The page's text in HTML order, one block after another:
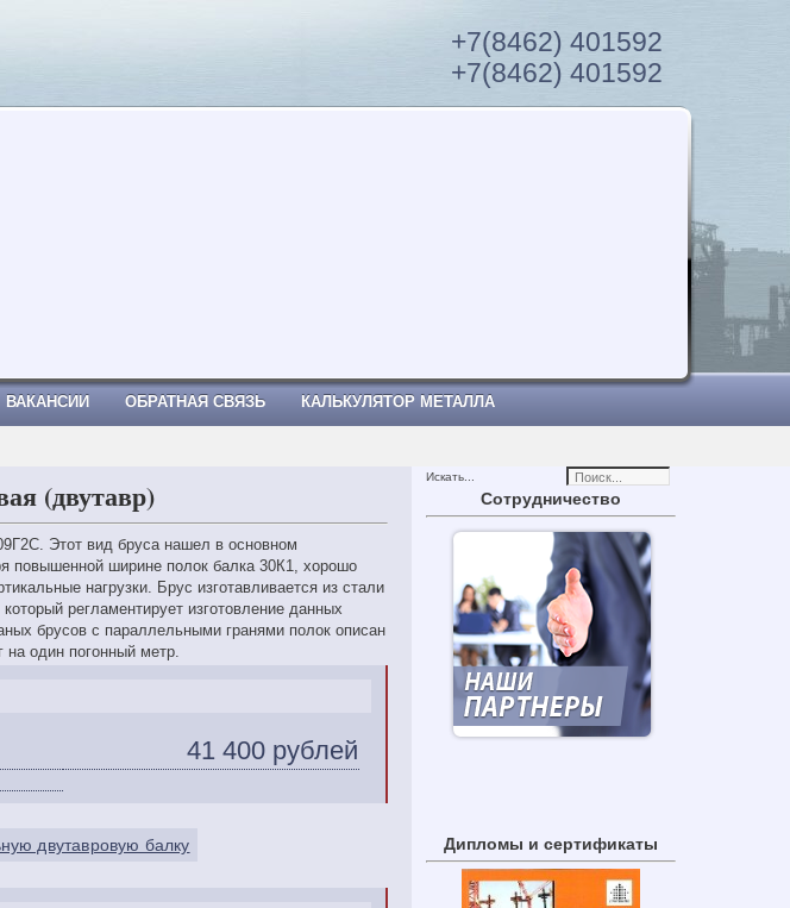
+7(8462) 401592
+7(8462) 401592
ВАКАНСИИ ОБРАТНАЯ СВЯЗЬ КАЛЬКУЛЯТОР МЕТАЛЛА
(двутавр)
Этот вид бруса нашел в основном
повышенной ширине полок балка 30К1, хорошо
нагрузки. Брус изготавливается из стали
регламентирует изготовление данных
брусов с параллельными гранями полок описан
один погонный метр.
41 400 рублей
двутавровую балку
Искать...
Сотрудничество
Дипломы и сертификаты